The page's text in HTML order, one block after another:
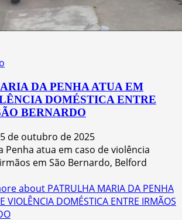
DA PENHA ATUA EM
DOMÉSTICA ENTRE
BERNARDO
de outubro de 2025
Penha atua em caso de violência
em São Bernardo, Belford
about PATRULHA MARIA DA PENHA
VIOLÊNCIA DOMÉSTICA ENTRE IRMÃOS